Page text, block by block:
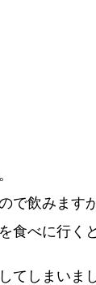
で飲みます
食べに行く
てしまいま